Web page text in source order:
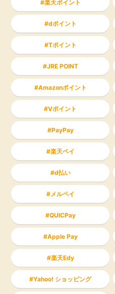
楽天ポイント
dポイント
Tポイント
JRE POINT
Amazonポイント
Vポイント
PayPay
楽天ペイ
d払い
メルペイ
QUICPay
Apple Pay
楽天Edy
Yahoo! ショッピング